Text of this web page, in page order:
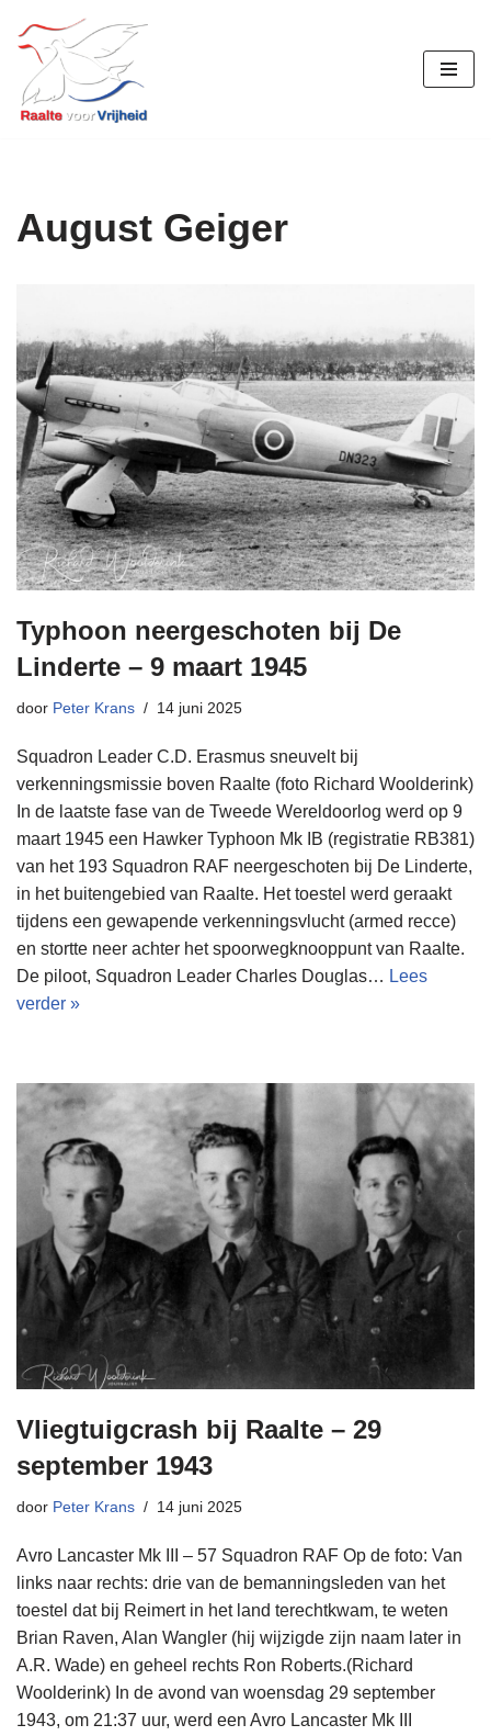
Ga
naar
de
August Geiger
Typhoon neergeschoten bij De
Linderte – 9 maart 1945
door Peter Krans 14 juni 2025
Squadron Leader C.D. Erasmus sneuvelt bij
verkenningsmissie boven Raalte (foto Richard Woolderink)
In de laatste fase van de Tweede Wereldoorlog werd op 9
maart 1945 een Hawker Typhoon Mk IB (registratie RB381)
van het 193 Squadron RAF neergeschoten bij De Linderte,
in het buitengebied van Raalte. Het toestel werd geraakt
tijdens een gewapende verkenningsvlucht (armed recce)
en stortte neer achter het spoorwegknooppunt van Raalte.
De piloot, Squadron Leader Charles Douglas… Lees
verder »
Vliegtuigcrash bij Raalte – 29
september 1943
door Peter Krans 14 juni 2025
Avro Lancaster Mk III – 57 Squadron RAF Op de foto: Van
links naar rechts: drie van de bemanningsleden van het
toestel dat bij Reimert in het land terechtkwam, te weten
Brian Raven, Alan Wangler (hij wijzigde zijn naam later in
A.R. Wade) en geheel rechts Ron Roberts.(Richard
Woolderink) In de avond van woensdag 29 september
1943, om 21:37 uur, werd een Avro Lancaster Mk III